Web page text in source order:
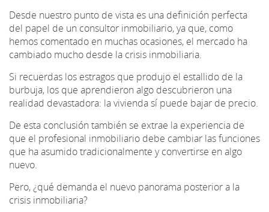
Desde nuestro punto de vista es una definición perfecta
del papel de un consultor inmobiliario, ya que, como
hemos comentado en muchas ocasiones, el mercado ha
cambiado mucho desde la crisis inmobiliaria.
Si recuerdas los estragos que produjo el estallido de la
burbuja, los que aprendieron algo descubrieron una
realidad devastadora: la vivienda sí puede bajar de precio.
De esta conclusión también se extrae la experiencia de
que el profesional inmobiliario debe cambiar las funciones
que ha asumido tradicionalmente y convertirse en algo
nuevo.
Pero, ¿qué demanda el nuevo panorama posterior a la
crisis inmobiliaria?